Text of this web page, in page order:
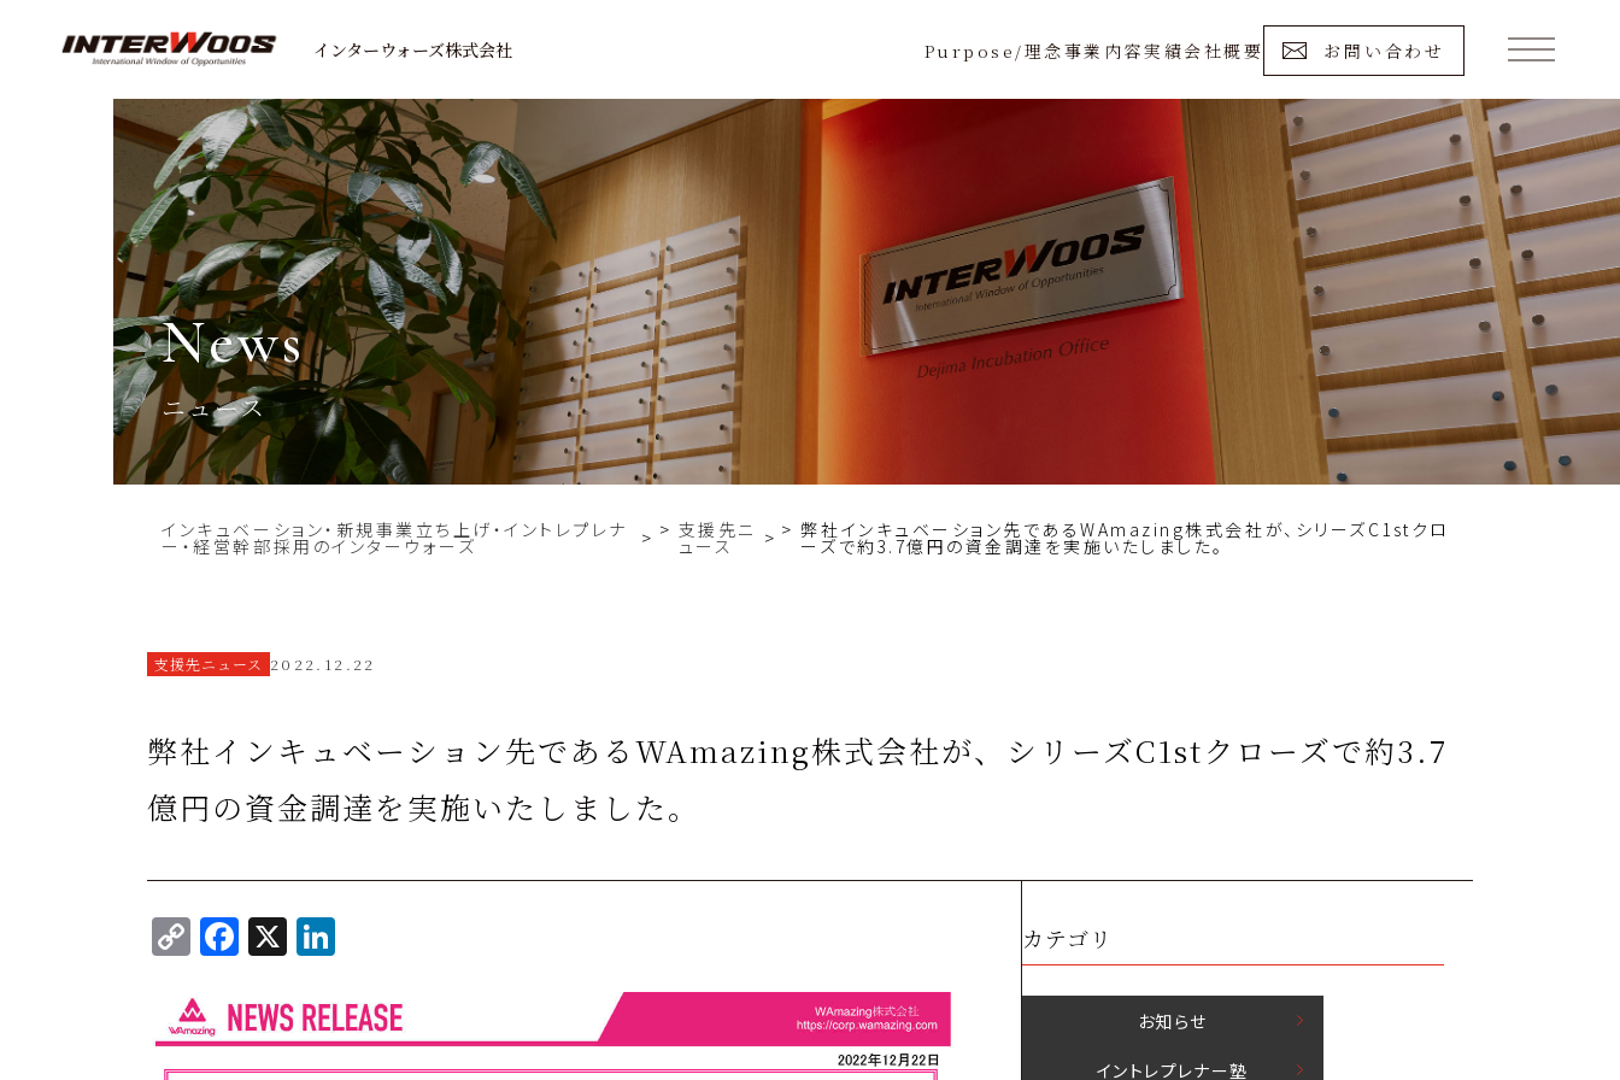
インターウォーズ株式会社 Purpose/理念事業内容実績会社概要 お問い合わせ
news
ニュース
インキュベーション・新規事業立ち上げ・イントレプレナ
ー・経営幹部採用のインターウォーズ > ⽀援先ニ
ュース > 弊社インキュベーション先であるWAmazing株式会社が、シリーズC1stクロ
ーズで約3.7億円の資金調達を実施いたしました。
⽀援先ニュース 2022.12.22
弊社インキュベーション先であるWAmazing株式会社が、シリーズC1stクローズで約3.7
億円の資金調達を実施いたしました。
C
p
y
F
c
e
X
k
e
カテゴリ
お知らせ
イントレプレナー塾